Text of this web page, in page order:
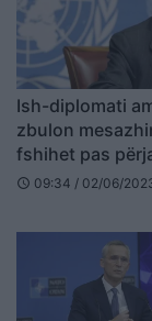
Ish-diplomati
zbulon
fshihet pas
Kosovës nga
schedule 09:34 / 02/06/